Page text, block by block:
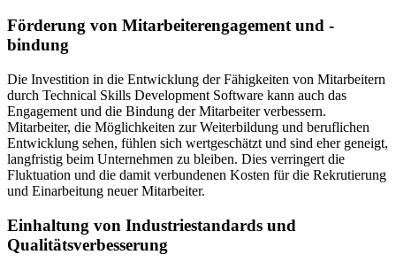
Förderung von Mitarbeiterengagement und -
bindung
Die Investition in die Entwicklung der Fähigkeiten von Mitarbeitern
durch Technical Skills Development Software kann auch das
Engagement und die Bindung der Mitarbeiter verbessern.
Mitarbeiter, die Möglichkeiten zur Weiterbildung und beruflichen
Entwicklung sehen, fühlen sich wertgeschätzt und sind eher geneigt,
langfristig beim Unternehmen zu bleiben. Dies verringert die
Fluktuation und die damit verbundenen Kosten für die Rekrutierung
und Einarbeitung neuer Mitarbeiter.
Einhaltung von Industriestandards und
Qualitätsverbesserung